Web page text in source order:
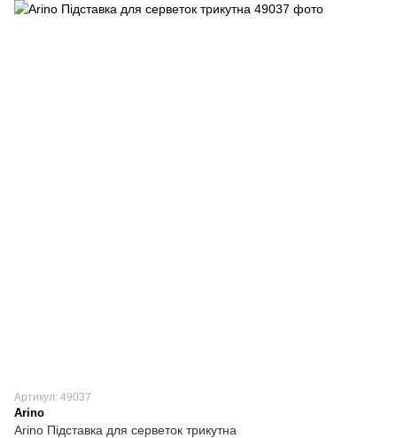
Артикул: 49037
Arino
Arino Підставка для серветок трикутна